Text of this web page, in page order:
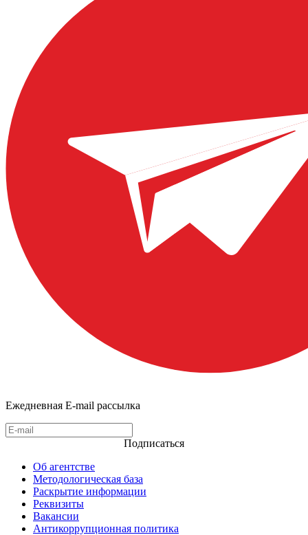
Ежедневная E-mail рассылка
Подписаться
Об агентстве
Методологическая база
Раскрытие информации
Реквизиты
Вакансии
Антикоррупционная политика